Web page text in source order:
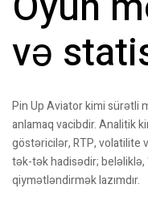
və
Pin Up Aviator kimi sürətli
anlamaq vacibdir. Analitik
göstəricilər, RTP, volatilite
tək-tək hadisədir; beləliklə,
qiymətləndirmək lazımdır.